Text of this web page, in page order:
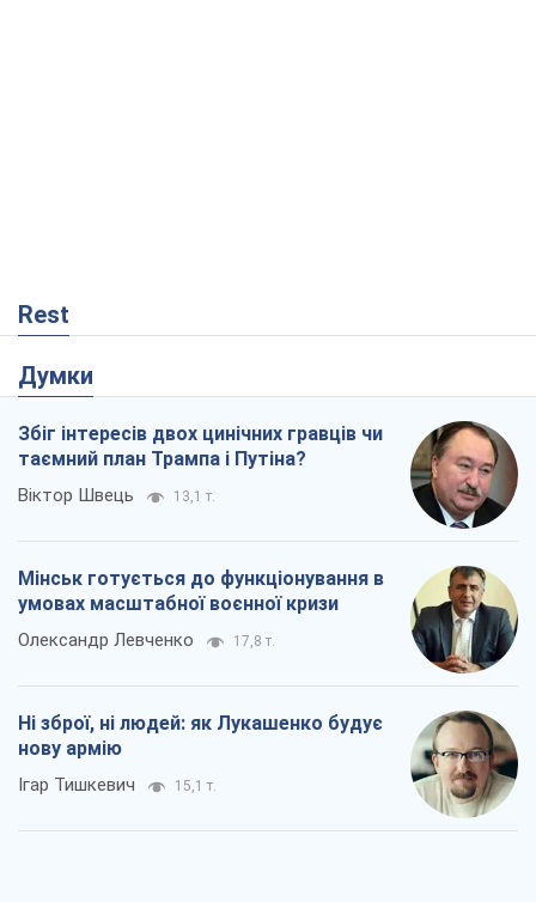
Rest
Думки
Збіг інтересів двох цинічних гравців чи
таємний план Трампа і Путіна?
Віктор Швець 13,1 т.
Мінськ готується до функціонування в
умовах масштабної воєнної кризи
Олександр Левченко 17,8 т.
Ні зброї, ні людей: як Лукашенко будує
нову армію
Ігар Тишкевич 15,1 т.